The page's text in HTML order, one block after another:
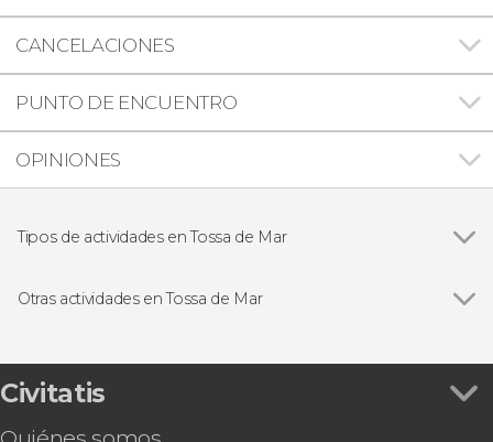
CANCELACIONES
PUNTO DE ENCUENTRO
OPINIONES
Tipos de actividades en Tossa de Mar
Otras actividades en Tossa de Mar
Civitatis